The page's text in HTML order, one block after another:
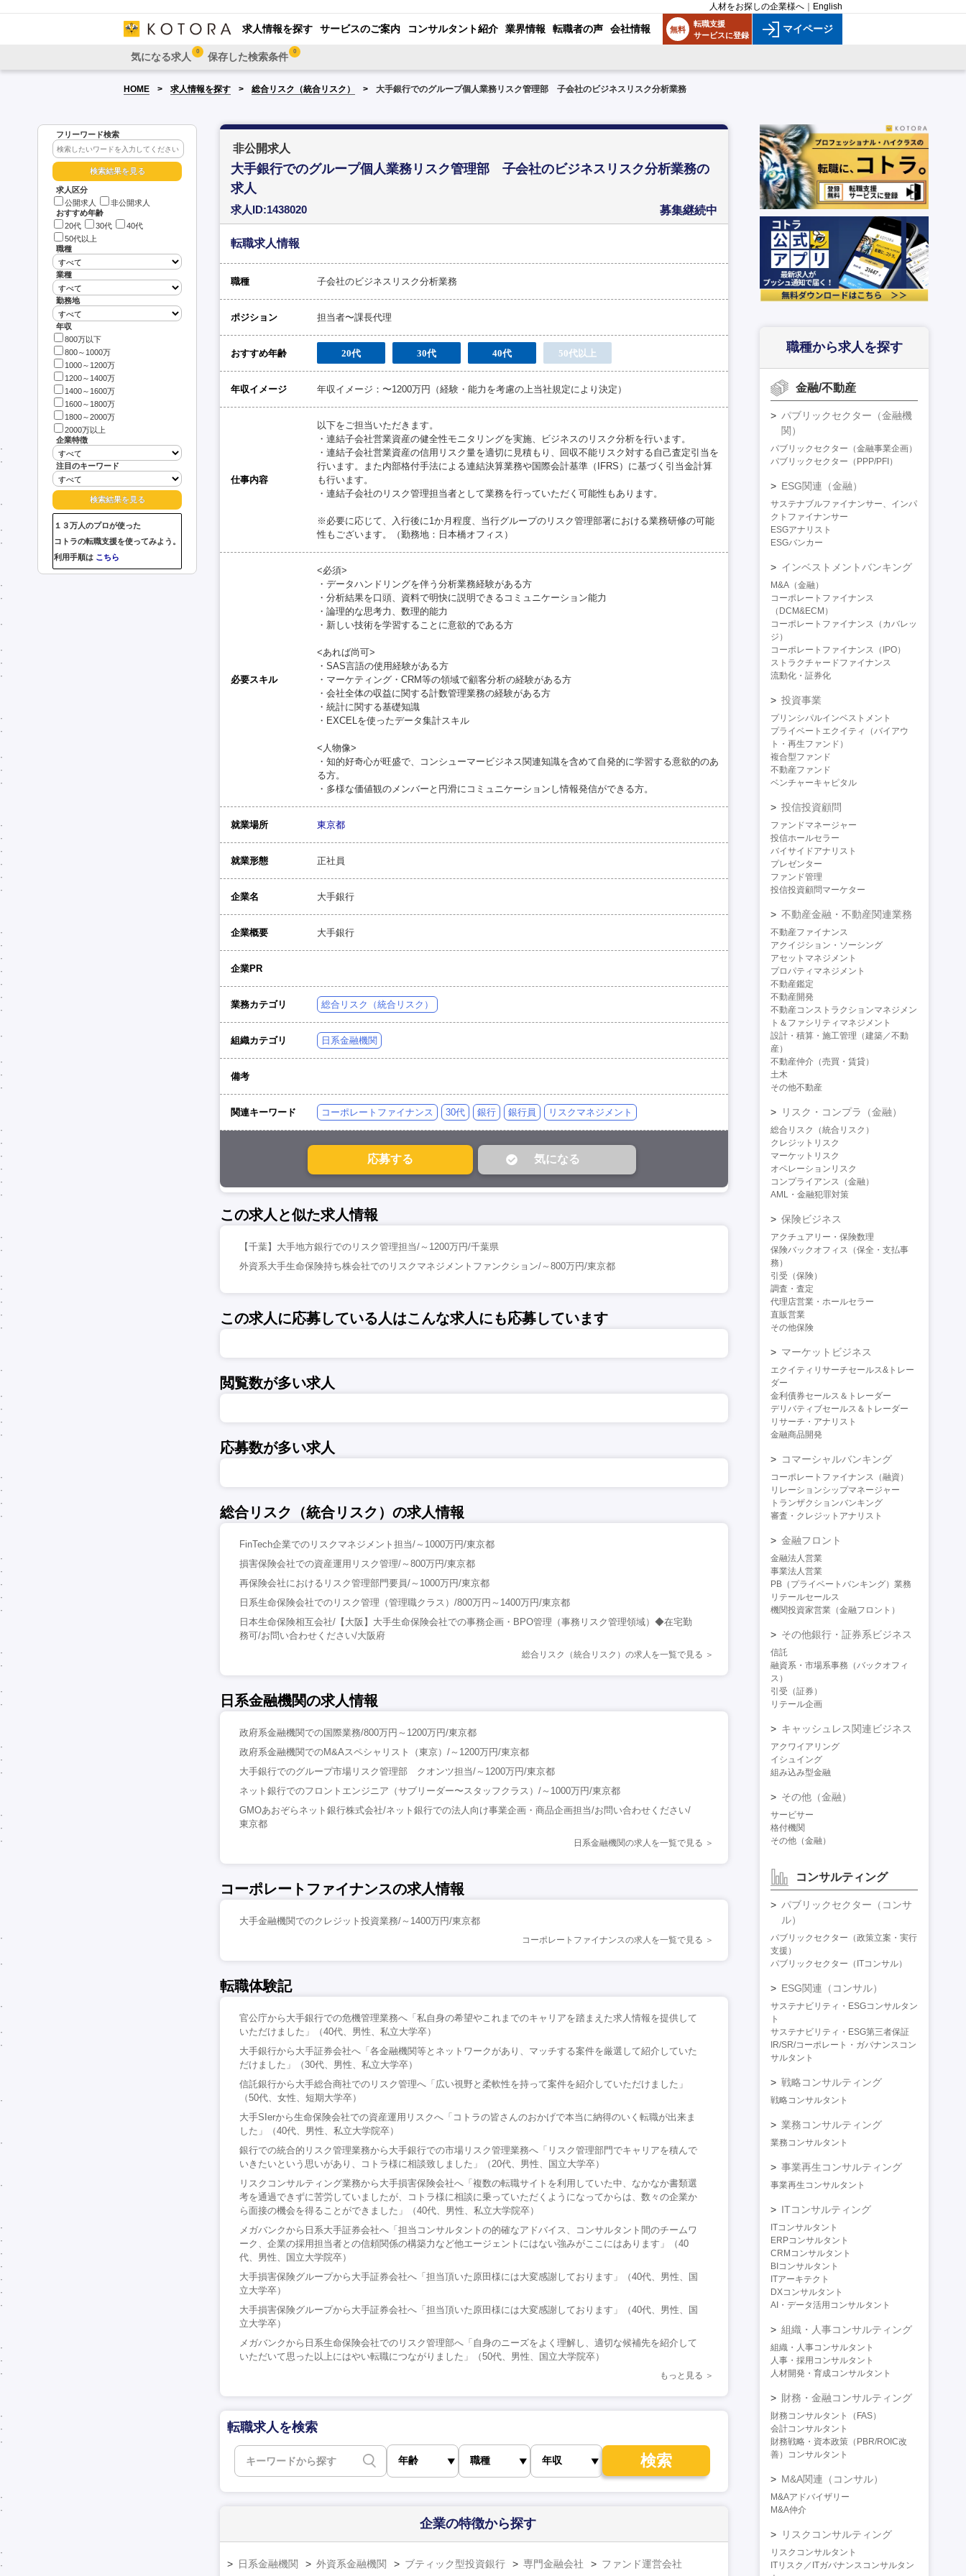
人材をお探しの企業様へ English
求人情報を探す サービスのご案内 コンサルタント紹介 業界情報 転職者の声 会社情報 無料
転職支援
サービスに登録
マイページ
気になる求人 0 保存した検索条件 0
HOME 求人情報を探す 総合リスク（統合リスク） 大手銀行でのグループ個人業務リスク管理部 子会社のビジネスリスク分析業務
フリーワード検索
求人区分
公開求人
非公開求人
おすすめ年齢
20代
30代
40代
50代以上
職種
業種
勤務地
年収
800万以下
800～1000万
1000～1200万
1200～1400万
1400～1600万
1600～1800万
1800～2000万
2000万以上
企業特徴
注目のキーワード
１３万人のプロが使った
コトラの転職支援を使ってみよう。
利用手順は こちら
非公開求人
大手銀行でのグループ個人業務リスク管理部 子会社のビジネスリスク分析業務の
求人
求人ID:1438020 募集継続中
転職求人情報
職種 子会社のビジネスリスク分析業務
ポジション 担当者〜課長代理
おすすめ年齢 20代 30代 40代 50代以上
年収イメージ 年収イメージ：〜1200万円（経験・能力を考慮の上当社規定により決定）
仕事内容
以下をご担当いただきます。
・連結子会社営業資産の健全性モニタリングを実施、ビジネスのリスク分析を行います。
・連結子会社営業資産の信用リスク量を適切に見積もり、回収不能リスク対する自己査定引当を
行います。また内部格付手法による連結決算業務や国際会計基準（IFRS）に基づく引当金計算
も行います。
・連結子会社のリスク管理担当者として業務を行っていただく可能性もあります。
※必要に応じて、入行後に1か月程度、当行グループのリスク管理部署における業務研修の可能
性もございます。（勤務地：日本橋オフィス）
必要スキル
<必須>
・データハンドリングを伴う分析業務経験がある方
・分析結果を口頭、資料で明快に説明できるコミュニケーション能力
・論理的な思考力、数理的能力
・新しい技術を学習することに意欲的である方
<あれば尚可>
・SAS言語の使用経験がある方
・マーケティング・CRM等の領域で顧客分析の経験がある方
・会社全体の収益に関する計数管理業務の経験がある方
・統計に関する基礎知識
・EXCELを使ったデータ集計スキル
<人物像>
・知的好奇心が旺盛で、コンシューマービジネス関連知識を含めて自発的に学習する意欲的のあ
る方。
・多様な価値観のメンバーと円滑にコミュニケーションし情報発信ができる方。
就業場所 東京都
就業形態 正社員
企業名 大手銀行
企業概要 大手銀行
企業PR
業務カテゴリ 総合リスク（統合リスク）
組織カテゴリ 日系金融機関
備考
関連キーワード コーポレートファイナンス 30代 銀行 銀行員 リスクマネジメント
この求人と似た求人情報
【千葉】大手地方銀行でのリスク管理担当/～1200万円/千葉県
外資系大手生命保険持ち株会社でのリスクマネジメントファンクション/～800万円/東京都
この求人に応募している人はこんな求人にも応募しています
閲覧数が多い求人
応募数が多い求人
総合リスク（統合リスク）の求人情報
FinTech企業でのリスクマネジメント担当/～1000万円/東京都
損害保険会社での資産運用リスク管理/～800万円/東京都
再保険会社におけるリスク管理部門要員/～1000万円/東京都
日系生命保険会社でのリスク管理（管理職クラス）/800万円～1400万円/東京都
日本生命保険相互会社/【大阪】大手生命保険会社での事務企画・BPO管理（事務リスク管理領域）◆在宅勤
務可/お問い合わせください/大阪府
総合リスク（統合リスク）の求人を一覧で見る
日系金融機関の求人情報
政府系金融機関での国際業務/800万円～1200万円/東京都
政府系金融機関でのM&Aスペシャリスト（東京）/～1200万円/東京都
大手銀行でのグループ市場リスク管理部 クオンツ担当/～1200万円/東京都
ネット銀行でのフロントエンジニア（サブリーダー〜スタッフクラス）/～1000万円/東京都
GMOあおぞらネット銀行株式会社/ネット銀行での法人向け事業企画・商品企画担当/お問い合わせください/
東京都
日系金融機関の求人を一覧で見る
コーポレートファイナンスの求人情報
大手金融機関でのクレジット投資業務/～1400万円/東京都
コーポレートファイナンスの求人を一覧で見る
転職体験記
官公庁から大手銀行での危機管理業務へ「私自身の希望やこれまでのキャリアを踏まえた求人情報を提供して
いただけました」（40代、男性、私立大学卒）
大手銀行から大手証券会社へ「各金融機関等とネットワークがあり、マッチする案件を厳選して紹介していた
だけました」（30代、男性、私立大学卒）
信託銀行から大手総合商社でのリスク管理へ「広い視野と柔軟性を持って案件を紹介していただけました」
（50代、女性、短期大学卒）
大手SIerから生命保険会社での資産運用リスクへ「コトラの皆さんのおかげで本当に納得のいく転職が出来ま
した」（40代、男性、私立大学院卒）
銀行での統合的リスク管理業務から大手銀行での市場リスク管理業務へ「リスク管理部門でキャリアを積んで
いきたいという思いがあり、コトラ様に相談致しました」（20代、男性、国立大学卒）
リスクコンサルティング業務から大手損害保険会社へ「複数の転職サイトを利用していた中、なかなか書類選
考を通過できずに苦労していましたが、コトラ様に相談に乗っていただくようになってからは、数々の企業か
ら面接の機会を得ることができました」（40代、男性、私立大学院卒）
メガバンクから日系大手証券会社へ「担当コンサルタントの的確なアドバイス、コンサルタント間のチームワ
ーク、企業の採用担当者との信頼関係の構築力など他エージェントにはない強みがここにはあります」（40
代、男性、国立大学院卒）
大手損害保険グループから大手証券会社へ「担当頂いた原田様には大変感謝しております」（40代、男性、国
立大学卒）
大手損害保険グループから大手証券会社へ「担当頂いた原田様には大変感謝しております」（40代、男性、国
立大学卒）
メガバンクから日系生命保険会社でのリスク管理部へ「自身のニーズをよく理解し、適切な候補先を紹介して
いただいて思った以上にはやい転職につながりました」（50代、男性、国立大学院卒）
もっと見る
転職求人を検索
検索
企業の特徴から探す
日系金融機関 外資系金融機関 ブティック型投資銀行 専門金融会社 ファンド運営会社
職種から求人を探す
金融/不動産
パブリックセクター（金融機
関）
パブリックセクター（金融事業企画）
パブリックセクター（PPP/PFI）
ESG関連（金融）
サステナブルファイナンサー、インパ
クトファイナンサー
ESGアナリスト
ESGバンカー
インベストメントバンキング
M&A（金融）
コーポレートファイナンス
（DCM&ECM）
コーポレートファイナンス（カバレッ
ジ）
コーポレートファイナンス（IPO）
ストラクチャードファイナンス
流動化・証券化
投資事業
プリンシパルインベストメント
プライベートエクイティ（バイアウ
ト・再生ファンド）
複合型ファンド
不動産ファンド
ベンチャーキャピタル
投信投資顧問
ファンドマネージャー
投信ホールセラー
バイサイドアナリスト
プレゼンター
ファンド管理
投信投資顧問マーケター
不動産金融・不動産関連業務
不動産ファイナンス
アクイジション・ソーシング
アセットマネジメント
プロパティマネジメント
不動産鑑定
不動産開発
不動産コンストラクションマネジメン
ト＆ファシリティマネジメント
設計・積算・施工管理（建築／不動
産）
不動産仲介（売買・賃貸）
土木
その他不動産
リスク・コンプラ（金融）
総合リスク（統合リスク）
クレジットリスク
マーケットリスク
オペレーションリスク
コンプライアンス（金融）
AML・金融犯罪対策
保険ビジネス
アクチュアリー・保険数理
保険バックオフィス（保全・支払事
務）
引受（保険）
調査・査定
代理店営業・ホールセラー
直販営業
その他保険
マーケットビジネス
エクイティリサーチセールス&トレー
ダー
金利債券セールス＆トレーダー
デリバティブセールス＆トレーダー
リサーチ・アナリスト
金融商品開発
コマーシャルバンキング
コーポレートファイナンス（融資）
リレーションシップマネージャー
トランザクションバンキング
審査・クレジットアナリスト
金融フロント
金融法人営業
事業法人営業
PB（プライベートバンキング）業務
リテールセールス
機関投資家営業（金融フロント）
その他銀行・証券系ビジネス
信託
融資系・市場系事務（バックオフィ
ス）
引受（証券）
リテール企画
キャッシュレス関連ビジネス
アクワイアリング
イシュイング
組み込み型金融
その他（金融）
サービサー
格付機関
その他（金融）
コンサルティング
パブリックセクター（コンサ
ル）
パブリックセクター（政策立案・実行
支援）
パブリックセクター（ITコンサル）
ESG関連（コンサル）
サステナビリティ・ESGコンサルタン
ト
サステナビリティ・ESG第三者保証
IR/SR/コーポレート・ガバナンスコン
サルタント
戦略コンサルティング
戦略コンサルタント
業務コンサルティング
業務コンサルタント
事業再生コンサルティング
事業再生コンサルタント
ITコンサルティング
ITコンサルタント
ERPコンサルタント
CRMコンサルタント
BIコンサルタント
ITアーキテクト
DXコンサルタント
AI・データ活用コンサルタント
組織・人事コンサルティング
組織・人事コンサルタント
人事・採用コンサルタント
人材開発・育成コンサルタント
財務・金融コンサルティング
財務コンサルタント（FAS）
会計コンサルタント
財務戦略・資本政策（PBR/ROIC改
善）コンサルタント
M&A関連（コンサル）
M&Aアドバイザリー
M&A仲介
リスクコンサルティング
リスクコンサルタント
ITリスク／ITガバナンスコンサルタン